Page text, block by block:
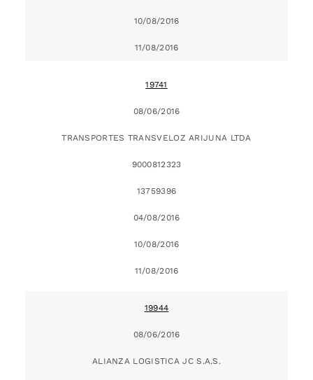
10/08/2016
11/08/2016
19741
08/06/2016
TRANSPORTES TRANSVELOZ ARIJUNA LTDA
9000812323
13759396
04/08/2016
10/08/2016
11/08/2016
19944
08/06/2016
ALIANZA LOGISTICA JC S.A.S.